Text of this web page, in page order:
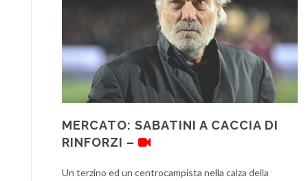
MERCATO: SABATINI A CACCIA DI
RINFORZI –
Un terzino ed un centrocampista nella calza della